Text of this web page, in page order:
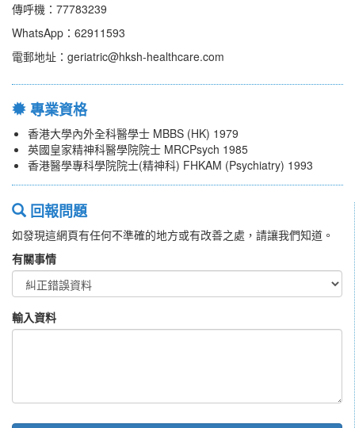
傳呼機：77783239
WhatsApp：62911593
電郵地址：geriatric@hksh-healthcare.com
專業資格
香港大學內外全科醫學士 MBBS (HK) 1979
英國皇家精神科醫學院院士 MRCPsych 1985
香港醫學專科學院院士(精神科) FHKAM (Psychiatry) 1993
回報問題
如發現這網頁有任何不準確的地方或有改善之處，請讓我們知道。
有關事情
輸入資料